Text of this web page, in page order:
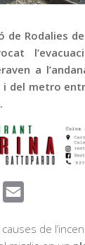
de Rodalies
a
del metro
Telegram
de